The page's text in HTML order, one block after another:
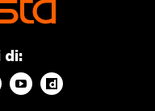
rawatan Nur
selepas rawatan
di: